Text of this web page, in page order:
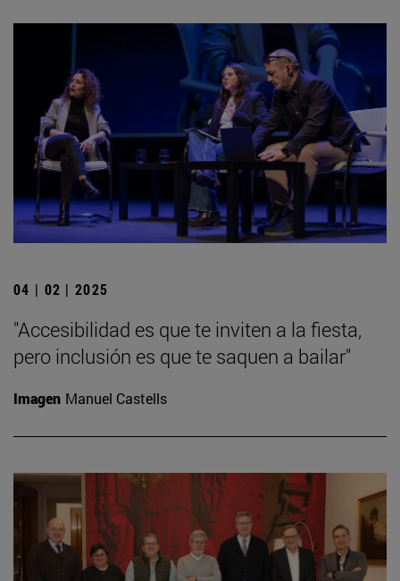
04 | 02 | 2025
"Accesibilidad es que te inviten a la fiesta,
pero inclusión es que te saquen a bailar"
Imagen Manuel Castells